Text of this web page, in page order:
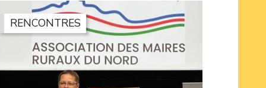
moyens qui empêchent les communes d’agir
comme elles le souhaiteraient (...)
RENCONTRES